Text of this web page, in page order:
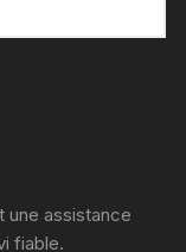
une assistance
fiable.